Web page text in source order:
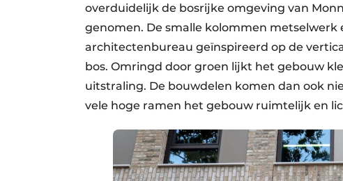
overduidelijk de bosrijke omgeving van
genomen. De smalle kolommen metselwerk
architectenbureau geïnspireerd op de
bos. Omringd door groen lijkt het gebouw
uitstraling. De bouwdelen komen dan ook
vele hoge ramen het gebouw ruimtelijk en